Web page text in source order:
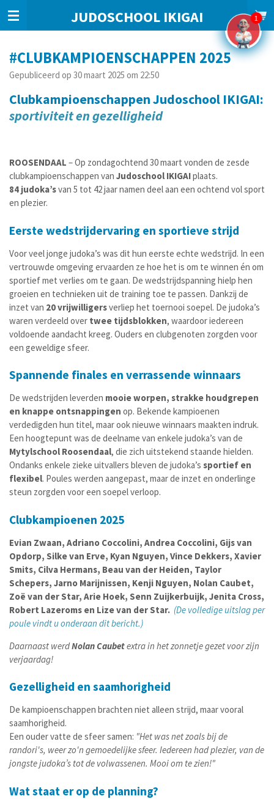
Ga
de
hoofdinhoud
JUDOSCHOOL IKIGAI
#CLUBKAMPIOENSCHAPPEN 2025
Gepubliceerd op 30 maart 2025 om 22:50
Clubkampioenschappen Judoschool IKIGAI:
sportiviteit en gezelligheid
ROOSENDAAL – Op zondagochtend 30 maart vonden de zesde
clubkampioenschappen van Judoschool IKIGAIplaats.
84 judoka’svan 5 tot 42 jaar namen deel aan een ochtend vol sport
en plezier.
Eerste wedstrijdervaring en sportieve strijd
Voor veel jonge judoka’s was dit hun eerste echte wedstrijd. In een
vertrouwde omgeving ervaarden ze hoe het is om te winnen én om
sportief met verlies om te gaan. De wedstrijdspanning hielp hen
groeien en technieken uit de training toe te passen. Dankzij de
inzet van 20 vrijwilligersverliep het toernooi soepel. De judoka’s
waren verdeeld over twee tijdsblokken, waardoor iedereen
voldoende aandacht kreeg. Ouders en clubgenoten zorgden voor
een geweldige sfeer.
Spannende finales en verrassende winnaars
De wedstrijden leverden mooie worpen, strakke houdgrepen
en knappe ontsnappingen op. Bekende kampioenen
verdedigden hun titel, maar ook nieuwe winnaars maakten indruk.
Een hoogtepunt was de deelname van enkele judoka’s van de
Mytylschool Roosendaal, die zich uitstekend staande hielden.
Ondanks enkele zieke uitvallers bleven de judoka’s sportief en
flexibel. Poules werden aangepast, maar de inzet en onderlinge
steun zorgden voor een soepel verloop.
Clubkampioenen 2025
Evian Zwaan, Adriano Coccolini, Andrea Coccolini, Gijs van
Opdorp, Silke van Erve, Kyan Nguyen, Vince Dekkers, Xavier
Smits, Cilva Hermans, Beau van der Heiden, Taylor
Schepers, Jarno Marijnissen, Kenji Nguyen, Nolan Caubet,
Zoë van der Star, Arie Hoek, Senn Zuijkerbuijk, Jenita Cross,
Robert Lazeroms en Lize van der Star. (De volledige uitslag per
poule vindt u onderaan dit bericht.)
Daarnaast werdNolan Caubetextra in het zonnetje gezet voor zijn
verjaardag!
Gezelligheid en saamhorigheid
De kampioenschappen brachten niet alleen strijd, maar vooral
saamhorigheid.
Een ouder vatte de sfeer samen: "Het was net zoals bij de
randori's, weer zo'n gemoedelijke sfeer. Iedereen had plezier, van de
jongste judoka’s tot de volwassenen. Mooi om te zien!"
Wat staat er op de planning?
1